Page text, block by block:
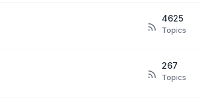
4625
Topics
267
Topics